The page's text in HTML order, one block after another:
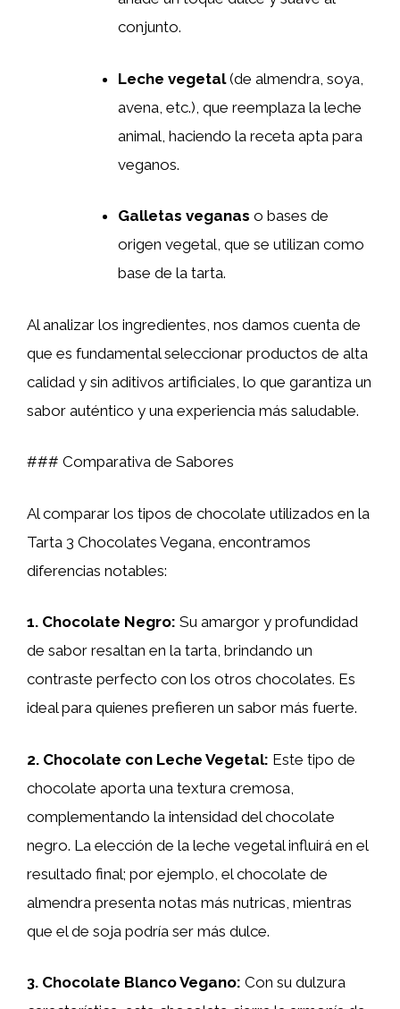
conjunto.
Leche vegetal(de almendra, soya,
avena, etc.), que reemplaza la leche
animal, haciendo la receta apta para
veganos.
Galletas veganas o bases de
origen vegetal, que se utilizan como
base de la tarta.
Al analizar los ingredientes, nos damos cuenta de
que es fundamental seleccionar productos de alta
calidad y sin aditivos artificiales, lo que garantiza un
sabor auténtico y una experiencia más saludable.
### Comparativa de Sabores
Al comparar los tipos de chocolate utilizados en la
Tarta 3 Chocolates Vegana, encontramos
diferencias notables:
1. Chocolate Negro: Su amargor y profundidad
de sabor resaltan en la tarta, brindando un
contraste perfecto con los otros chocolates. Es
ideal para quienes prefieren un sabor más fuerte.
2. Chocolate con Leche Vegetal: Este tipo de
chocolate aporta una textura cremosa,
complementando la intensidad del chocolate
negro. La elección de la leche vegetal influirá en el
resultado final; por ejemplo, el chocolate de
almendra presenta notas más nutricas, mientras
que el de soja podría ser más dulce.
3. Chocolate Blanco Vegano: Con su dulzura